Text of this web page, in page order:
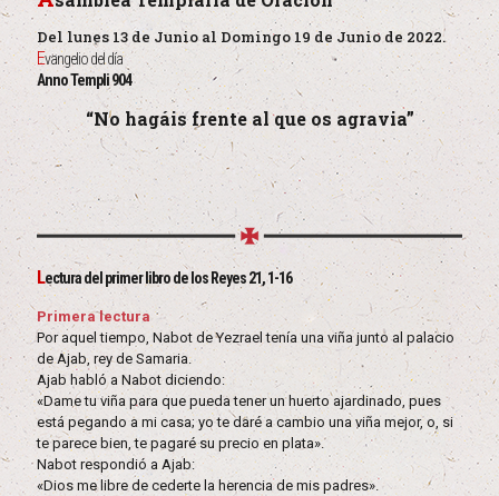
Del lunes 13 de Junio al Domingo 19 de Junio de 2022.
Evangelio del día
Anno Templi 904
“No hagáis frente al que os agravia”
Lectura del primer libro de los Reyes 21, 1-16
Primera lectura
Por aquel tiempo, Nabot de Yezrael tenía una viña junto al palacio
de Ajab, rey de Samaria.
Ajab habló a Nabot diciendo:
«Dame tu viña para que pueda tener un huerto ajardinado, pues
está pegando a mi casa; yo te daré a cambio una viña mejor, o, si
te parece bien, te pagaré su precio en plata».
Nabot respondió a Ajab:
«Dios me libre de cederte la herencia de mis padres».